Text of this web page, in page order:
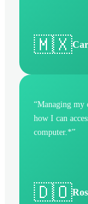
🇲🇽
“Managing my
how I can
computer.*”
🇩🇴